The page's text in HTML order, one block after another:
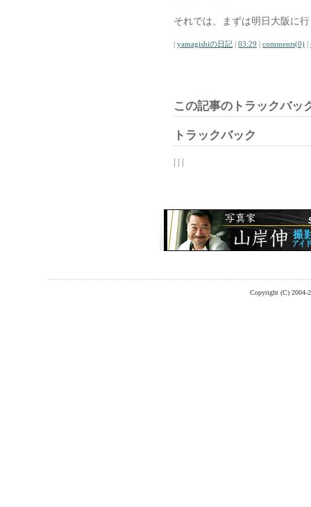
それでは、まずは明日大阪に
| yamagishiの日記 | 03:29 | comments(0) |
この記事のトラックバッ
トラックバック
| | |
Copyright (C) 2004-